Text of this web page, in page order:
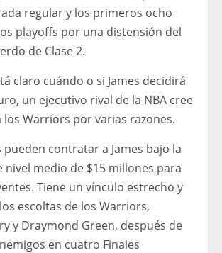
regular y los primeros ocho
playoffs por una distensión del
de Clase 2.
claro cuándo o si James decidirá
un ejecutivo rival de la NBA cree
los Warriors por varias razones.
contratar a James bajo la
nivel medio de $15 millones para
Tiene un vínculo estrecho y
escoltas de los Warriors,
y Draymond Green, después de
en cuatro Finales